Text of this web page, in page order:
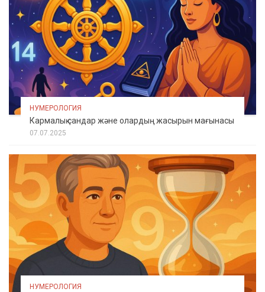
НУМЕРОЛОГИЯ
Кармалық сандар және олардың жасырын мағынасы
07.07.2025
НУМЕРОЛОГИЯ